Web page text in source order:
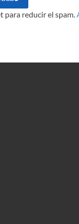
para reducir el spam.